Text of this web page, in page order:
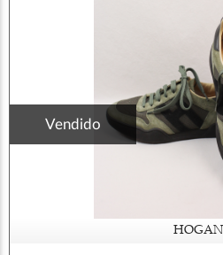
Vendido
HOGAN